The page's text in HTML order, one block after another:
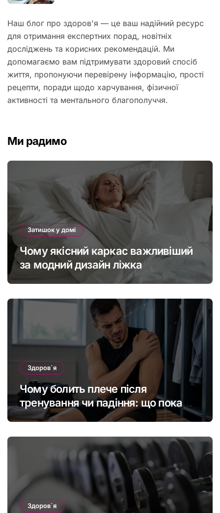
Наш блог про здоров'я — це ваш надійний ресурс
для отримання експертних порад, новітніх
досліджень та корисних рекомендацій. Ми
допомагаємо вам підтримувати здоровий спосіб
життя, пропонуючи перевірену інформацію, прості
рецепти, поради щодо харчування, фізичної
активності та ментального благополуччя.
Ми радимо
Затишок у домі
Чому якісний каркас важливіший
за модний дизайн ліжка
Здоров`я
Чому болить плече після
тренування чи падіння: що покаже
МРТ суглоба
Здоров`я